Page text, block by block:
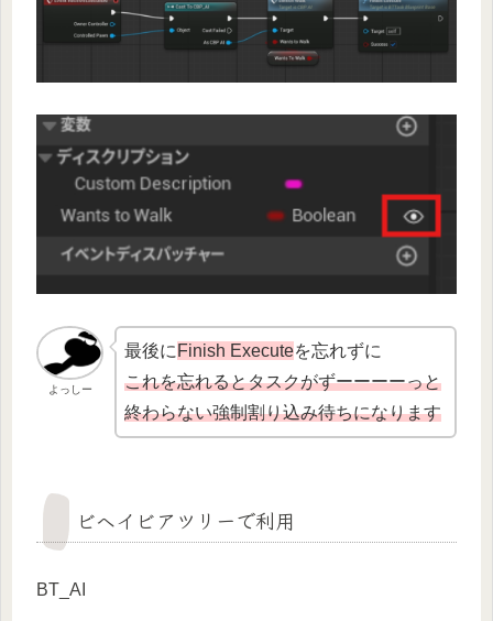
よっしー
最後に Finish Executeを忘れずに
これを忘れるとタスクがずーーーーっと
終わらない強制割り込み待ちになります
ビヘイビアツリーで利用
BT_AI